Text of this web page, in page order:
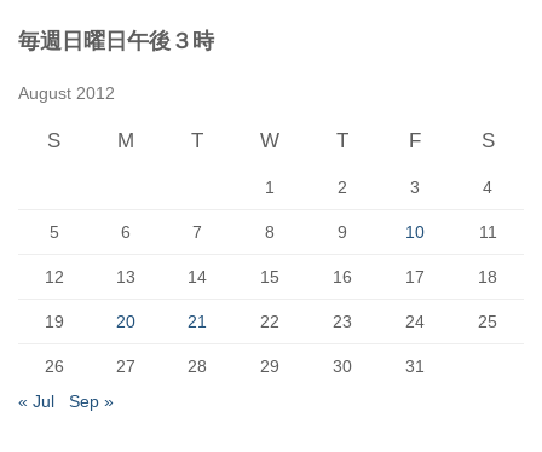
毎週日曜日午後３時
August 2012
S M T W T F S
1 2 3 4
5 6 7 8 9 10 11
12 13 14 15 16 17 18
19 20 21 22 23 24 25
26 27 28 29 30
31
« Jul
Sep »